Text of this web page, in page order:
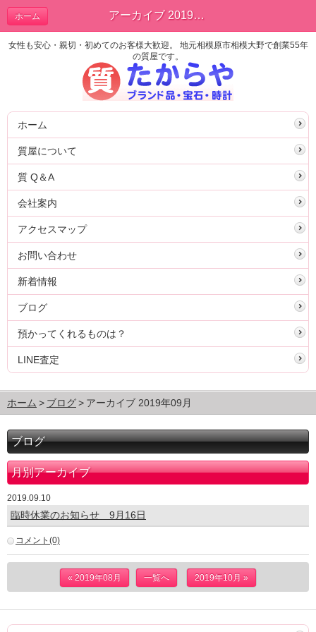
アーカイブ 2019年09月 | ブログ
ホーム
女性も安心・親切・初めてのお客様大歓迎。 地元相模原市相模大野で創業55年
の質屋です。
ホーム
質屋について
質 Q＆A
会社案内
アクセスマップ
お問い合わせ
新着情報
ブログ
預かってくれるものは？
LINE査定
ホーム ブログ アーカイブ 2019年09月
ブログ
月別アーカイブ
2019.09.10
臨時休業のお知らせ 9月16日
コメント(0)
« 2019年08月 一覧へ 2019年10月 »